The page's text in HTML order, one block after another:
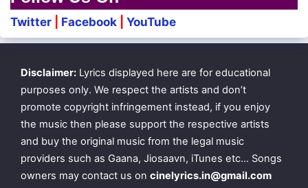
Twitter Facebook YouTube
Disclaimer: Lyrics displayed here are for educational
purposes only. We respect the artists and don’t
promote copyright infringement instead, if you enjoy
the music then please support the respective artists
and buy the original music from the legal music
providers such as Gaana, Jiosaavn, iTunes etc… Songs
owners may contact us on cinelyrics.in@gmail.com